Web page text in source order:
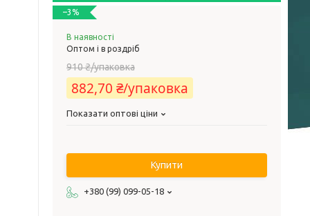
–3%
В наявності
Оптом і в роздріб
910 ₴/упаковка
882,70 ₴/упаковка
Показати оптові ціни
Купити
+380 (99) 099-05-18